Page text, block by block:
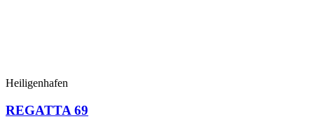
Heiligenhafen
REGATTA 69